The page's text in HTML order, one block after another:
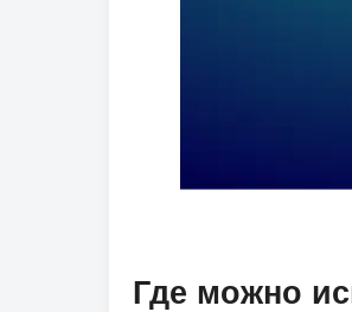
Где можно